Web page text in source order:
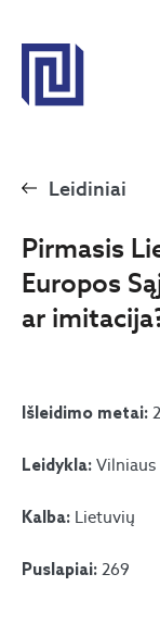
Leidiniai
Pirmasis
Europos
ar
Išleidimo metai:
Leidykla:
Kalba: Lietuvių
Puslapiai: 269